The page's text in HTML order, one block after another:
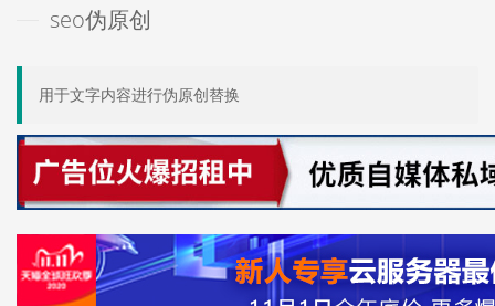
seo伪原创
用于文字内容进行伪原创替换